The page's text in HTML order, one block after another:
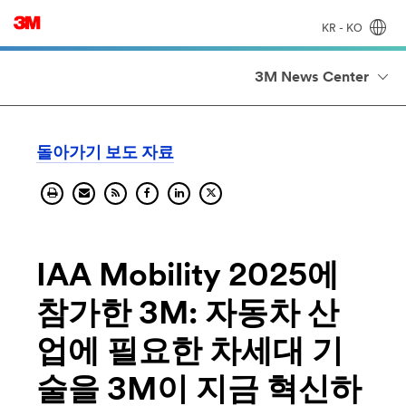
KR - KO
3M News Center
돌아가기 보도 자료
IAA Mobility 2025에
참가한 3M: 자동차 산
업에 필요한 차세대 기
술을 3M이 지금 혁신하